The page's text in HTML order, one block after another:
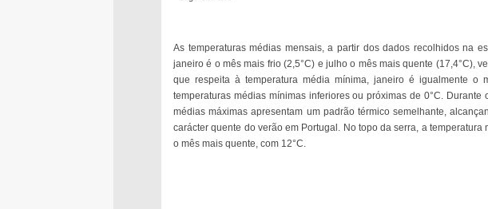
As temperaturas médias mensais, a partir dos dados recolhidos na
janeiro é o mês mais frio (2,5°C) e julho o mês mais quente (17,4°C),
que respeita à temperatura média mínima, janeiro é igualmente o
temperaturas médias mínimas inferiores ou próximas de 0°C.
médias máximas apresentam um padrão térmico semelhante,
carácter quente do verão em Portugal. No topo da serra, a
o mês mais quente, com 12°C.